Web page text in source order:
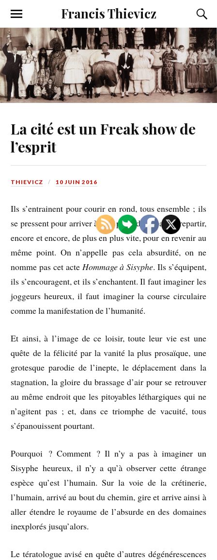
Francis Thievicz
La cité est un Freak show de
l’esprit
THIEVICZ 10 JUIN 2016
Ils s’entrainent pour courir en rond, tous ensemble ; ils
se pressent pour arriver à leur point de départ et repartir,
encore et encore, de plus en plus vite, pour en revenir au
même point. On n’appelle pas cela absurdité, on ne
nomme pas cet acte Hommage à Sisyphe. Ils s’équipent,
ils s’encouragent, et ils s’enchantent. Il faut imaginer les
joggeurs heureux, il faut imaginer la course circulaire
comme la manifestation de l’humanité.
Et ainsi, à l’image de ce loisir, toute leur vie est une
quête de la félicité par la vanité la plus prosaïque, une
grotesque parodie de l’inepte, le déplacement dans la
stagnation, la gloire du brassage d’air pour se retrouver
au même endroit que les pitoyables léthargiques qui ne
n’agitent pas ; et, dans ce triomphe de vacuité, tous
s’épanouissent pourtant.
Pourquoi ? Comment ? Il n’y a pas à imaginer un
Sisyphe heureux, il n’y a qu’à observer cette étrange
espèce qu’est l’humain. Sur la voie de la crétinerie,
l’humain, arrivé au bout du chemin, gire et arrive ainsi à
aller étendre le royaume de l’absurde en des domaines
inexplorés jusqu’alors.
Le tératologue avisé en quête d’autres dégénérescences